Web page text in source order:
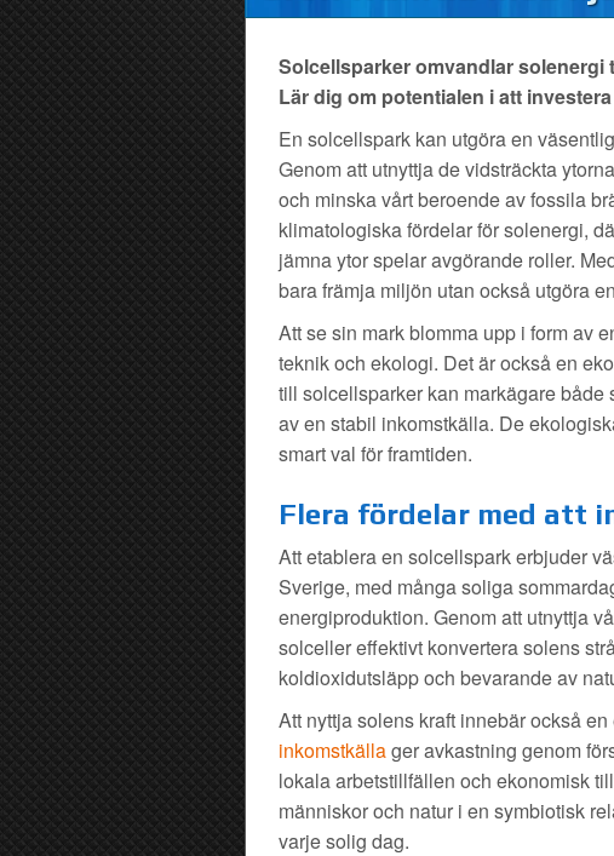
Solcellsparker omvandlar
Lär dig om potentialen i att
En solcellspark kan utgöra en
Genom att utnyttja de vidsträckta
och minska vårt beroende av fossila
klimatologiska fördelar för solenergi,
jämna ytor spelar avgörande roller.
bara främja miljön utan också utgöra
Att se sin mark blomma upp i form av
teknik och ekologi. Det är också en
till solcellsparker kan markägare
av en stabil inkomstkälla. De
smart val för framtiden.
Flera fördelar med att
Att etablera en solcellspark erbjuder
Sverige, med många soliga
energiproduktion. Genom att utnyttja
solceller effektivt konvertera solens
koldioxidutsläpp och bevarande av
Att nyttja solens kraft innebär också
inkomstkällager avkastning genom
lokala arbetstillfällen och ekonomisk
människor och natur i en symbiotisk
varje solig dag.